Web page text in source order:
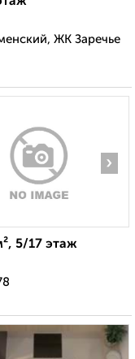
ЖК Заречье
›
5/17 этаж